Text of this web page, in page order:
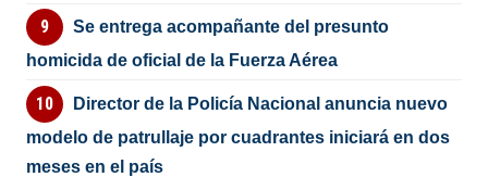
Se entrega acompañante del presunto
homicida de oficial de la Fuerza Aérea
Director de la Policía Nacional anuncia nuevo
modelo de patrullaje por cuadrantes iniciará en dos
meses en el país